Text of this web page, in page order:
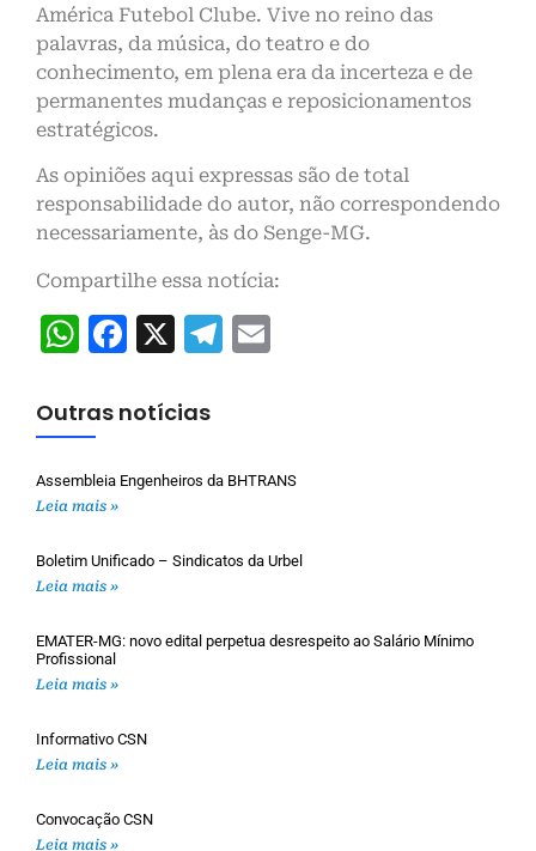
América Futebol Clube. Vive no reino das
palavras, da música, do teatro e do
conhecimento, em plena era da incerteza e de
permanentes mudanças e reposicionamentos
estratégicos.
As opiniões aqui expressas são de total
responsabilidade do autor, não correspondendo
necessariamente, às do Senge-MG.
Compartilhe essa notícia:
WhatsApp
Facebook
X Telegram
Outras notícias
Assembleia Engenheiros da BHTRANS
Leia mais »
Boletim Unificado – Sindicatos da Urbel
Leia mais »
EMATER-MG: novo edital perpetua desrespeito ao Salário Mínimo
Profissional
Leia mais »
Informativo CSN
Leia mais »
Convocação CSN
Leia mais »